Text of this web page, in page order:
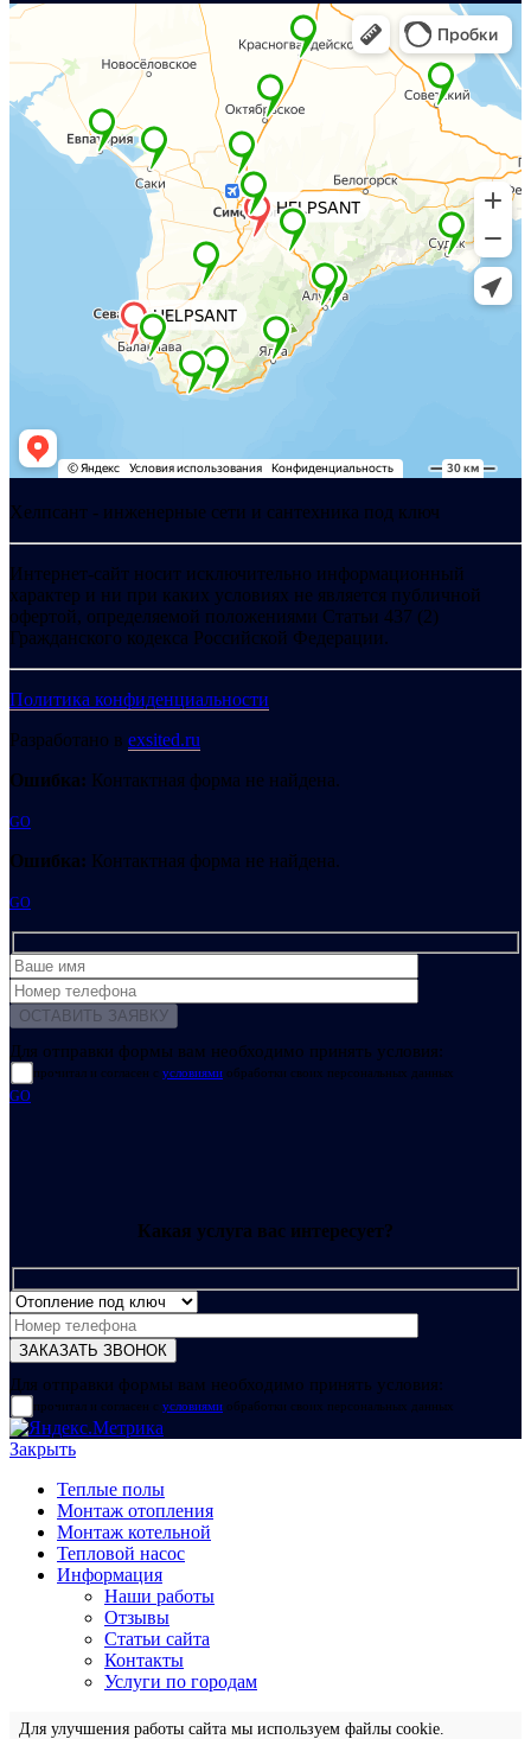
Хелпсант - инженерные сети и сантехника под ключ
Интернет-сайт носит исключительно информационный
характер и ни при каких условиях не является публичной
офертой, определяемой положениями Статьи 437 (2)
Гражданского кодекса Российской Федерации.
Политика конфиденциальности
Разработано в exsited.ru
Ошибка: Контактная форма не найдена.
GO
Ошибка: Контактная форма не найдена.
GO
Для отправки формы вам необходимо принять условия:
прочитал и согласен с условиями обработки своих персональных данных
GO
Какая услуга вас интересует?
Для отправки формы вам необходимо принять условия:
прочитал и согласен с условиями обработки своих персональных данных
Закрыть
Теплые полы
Монтаж отопления
Монтаж котельной
Тепловой насос
Информация
Наши работы
Отзывы
Статьи сайта
Контакты
Услуги по городам
Для улучшения работы сайта мы используем файлы cookie.